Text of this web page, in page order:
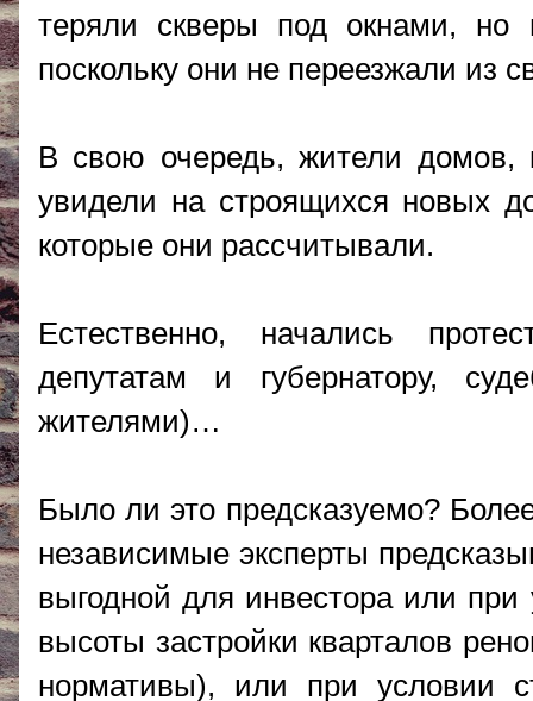
теряли скверы под окнами, но
поскольку они не переезжали из
В свою очередь, жители домов,
увидели на строящихся новых
которые они рассчитывали.
Естественно, начались
депутатам и губернатору,
жителями)…
Было ли это предсказуемо?
независимые эксперты
выгодной для инвестора или
высоты застройки кварталов
нормативы), или при условии